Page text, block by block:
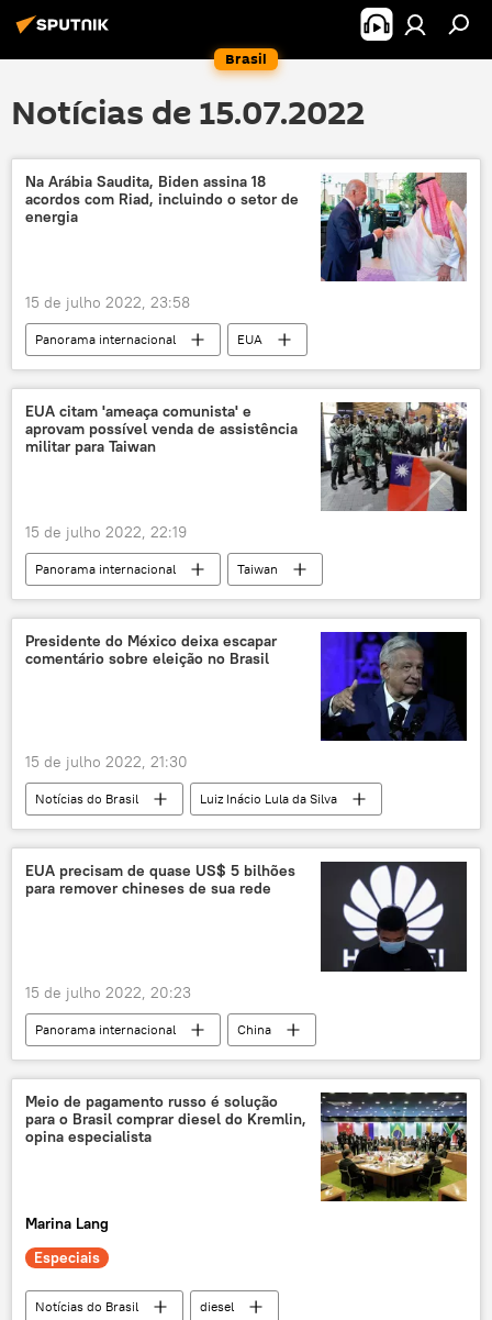
Brasil
Notícias de 15.07.2022
Na Arábia Saudita, Biden assina 18
acordos com Riad, incluindo o setor de
energia
15 de julho 2022, 23:58
Panorama internacional
EUA
Joe Biden
Riad
Arábia Saudita
Oriente Médio e África
Américas
IBM
Boeing Raytheon
EUA citam 'ameaça comunista' e
aprovam possível venda de assistência
militar para Taiwan
15 de julho 2022, 22:19
Panorama internacional
Taiwan
EUA
Departamento de Defesa dos EUA
Pentágono
Américas
América do Norte
China
Presidente do México deixa escapar
comentário sobre eleição no Brasil
15 de julho 2022, 21:30
Notícias do Brasil
Luiz Inácio Lula da Silva
Andrés Manuel López Obrador
México
Brasil
Américas
América Latina
Eleições 2022
EUA precisam de quase US$ 5 bilhões
para remover chineses de sua rede
15 de julho 2022, 20:23
Panorama internacional
China
Américas
EUA
Departamento de Justiça dos EUA
Congresso
lei
espionagem
Conselho de Segurança Nacional dos Estados Unidos
Huawei
Meio de pagamento russo é solução
para o Brasil comprar diesel do Kremlin,
opina especialista
Marina Lang
Especiais
Notícias do Brasil
diesel